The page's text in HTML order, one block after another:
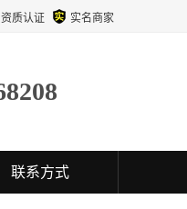
资质认证 实名商家
联系方式